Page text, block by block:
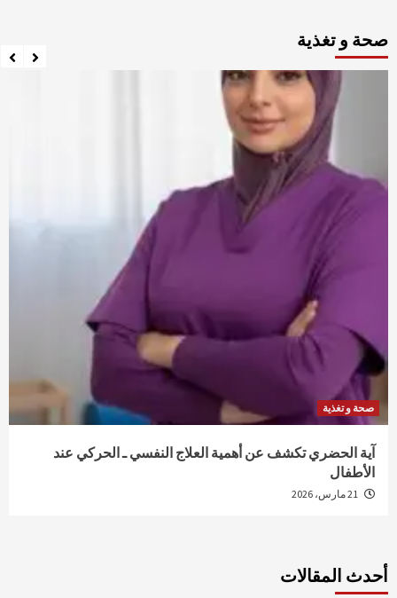
صحة و تغذية
صحة و تغذية
آية الحضري تكشف عن أهمية العلاج النفسي ـ الحركي عند
الأطفال
أحدث المقالات